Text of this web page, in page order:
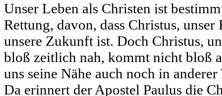
Unser Leben als Christen ist
Rettung, davon, dass Christus,
unsere Zukunft ist. Doch Christus,
bloß zeitlich nah, kommt nicht bloß
uns seine Nähe auch noch in
Da erinnert der Apostel Paulus die